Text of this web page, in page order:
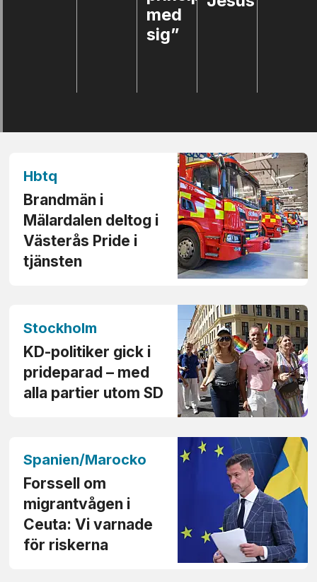
Hbtq
Brandmän i
Mälardalen deltog i
Västerås Pride i
tjänsten
Stockholm
KD-politiker gick i
prideparad – med
alla partier utom SD
Spanien/Marocko
Forssell om
migrant­vågen i
Ceuta: Vi varnade
för riskerna